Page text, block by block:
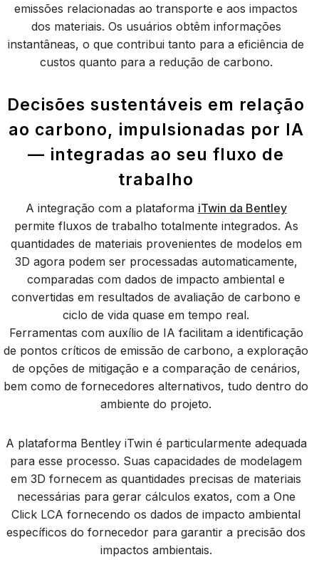
emissões relacionadas ao transporte e aos impactos
dos materiais. Os usuários obtêm informações
instantâneas, o que contribui tanto para a eficiência de
custos quanto para a redução de carbono.
Decisões sustentáveis em relação
ao carbono, impulsionadas por IA
— integradas ao seu fluxo de
trabalho
A integração com a plataforma iTwin da Bentley
permite fluxos de trabalho totalmente integrados. As
quantidades de materiais provenientes de modelos em
3D agora podem ser processadas automaticamente,
comparadas com dados de impacto ambiental e
convertidas em resultados de avaliação de carbono e
ciclo de vida quase em tempo real.
Ferramentas com auxílio de IA facilitam a identificação
de pontos críticos de emissão de carbono, a exploração
de opções de mitigação e a comparação de cenários,
bem como de fornecedores alternativos, tudo dentro do
ambiente do projeto.
A plataforma Bentley iTwin é particularmente adequada
para esse processo. Suas capacidades de modelagem
em 3D fornecem as quantidades precisas de materiais
necessárias para gerar cálculos exatos, com a One
Click LCA fornecendo os dados de impacto ambiental
específicos do fornecedor para garantir a precisão dos
impactos ambientais.